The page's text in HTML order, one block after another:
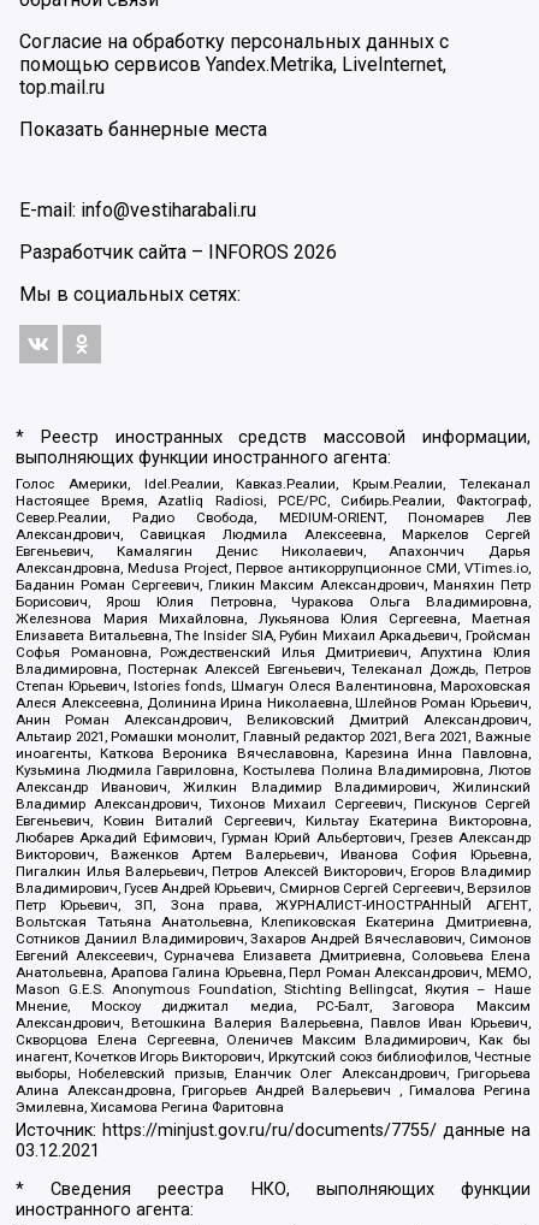
Согласие на обработку персональных данных с
помощью сервисов Yandex.Metrika, LiveInternet,
top.mail.ru
Показать баннерные места
E-mail: info@vestiharabali.ru
Разработчик сайта – INFOROS 2026
Мы в социальных сетях:
* Реестр иностранных средств массовой информации,
выполняющих функции иностранного агента:
Голос Америки, Idel.Реалии, Кавказ.Реалии, Крым.Реалии, Телеканал
Настоящее Время, Azatliq Radiosi, PCE/PC, Сибирь.Реалии, Фактограф,
Север.Реалии, Радио Свобода, MEDIUM-ORIENT, Пономарев Лев
Александрович, Савицкая Людмила Алексеевна, Маркелов Сергей
Евгеньевич, Камалягин Денис Николаевич, Апахончич Дарья
Александровна, Medusa Project, Первое антикоррупционное СМИ, VTimes.io,
Баданин Роман Сергеевич, Гликин Максим Александрович, Маняхин Петр
Борисович, Ярош Юлия Петровна, Чуракова Ольга Владимировна,
Железнова Мария Михайловна, Лукьянова Юлия Сергеевна, Маетная
Елизавета Витальевна, The Insider SIA, Рубин Михаил Аркадьевич, Гройсман
Софья Романовна, Рождественский Илья Дмитриевич, Апухтина Юлия
Владимировна, Постернак Алексей Евгеньевич, Телеканал Дождь, Петров
Степан Юрьевич, Istories fonds, Шмагун Олеся Валентиновна, Мароховская
Алеся Алексеевна, Долинина Ирина Николаевна, Шлейнов Роман Юрьевич,
Анин Роман Александрович, Великовский Дмитрий Александрович,
Альтаир 2021, Ромашки монолит, Главный редактор 2021, Вега 2021, Важные
иноагенты, Каткова Вероника Вячеславовна, Карезина Инна Павловна,
Кузьмина Людмила Гавриловна, Костылева Полина Владимировна, Лютов
Александр Иванович, Жилкин Владимир Владимирович, Жилинский
Владимир Александрович, Тихонов Михаил Сергеевич, Пискунов Сергей
Евгеньевич, Ковин Виталий Сергеевич, Кильтау Екатерина Викторовна,
Любарев Аркадий Ефимович, Гурман Юрий Альбертович, Грезев Александр
Викторович, Важенков Артем Валерьевич, Иванова София Юрьевна,
Пигалкин Илья Валерьевич, Петров Алексей Викторович, Егоров Владимир
Владимирович, Гусев Андрей Юрьевич, Смирнов Сергей Сергеевич, Верзилов
Петр Юрьевич, ЗП, Зона права, ЖУРНАЛИСТ-ИНОСТРАННЫЙ АГЕНТ,
Вольтская Татьяна Анатольевна, Клепиковская Екатерина Дмитриевна,
Сотников Даниил Владимирович, Захаров Андрей Вячеславович, Симонов
Евгений Алексеевич, Сурначева Елизавета Дмитриевна, Соловьева Елена
Анатольевна, Арапова Галина Юрьевна, Перл Роман Александрович, МЕМО,
Mason G.E.S. Anonymous Foundation, Stichting Bellingcat, Якутия – Наше
Мнение, Москоу диджитал медиа, РС-Балт, Заговора Максим
Александрович, Ветошкина Валерия Валерьевна, Павлов Иван Юрьевич,
Скворцова Елена Сергеевна, Оленичев Максим Владимирович, Как бы
инагент, Кочетков Игорь Викторович, Иркутский союз библиофилов, Честные
выборы, Нобелевский призыв, Еланчик Олег Александрович, Григорьева
Алина Александровна, Григорьев Андрей Валерьевич , Гималова Регина
Эмилевна, Хисамова Регина Фаритовна
Источник: https://minjust.gov.ru/ru/documents/7755/ данные на
03.12.2021
* Сведения реестра НКО, выполняющих функции
иностранного агента: